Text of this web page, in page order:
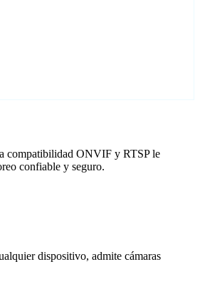
compatibilidad ONVIF y RTSP le
confiable y seguro.
dispositivo, admite cámaras